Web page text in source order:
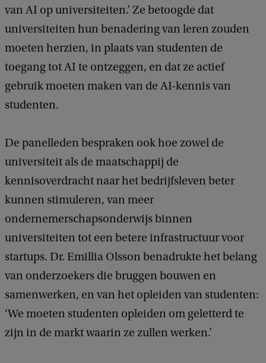
van AI op universiteiten.’ Ze betoogde dat
universiteiten hun benadering van leren zouden
moeten herzien, in plaats van studenten de
toegang tot AI te ontzeggen, en dat ze actief
gebruik moeten maken van de AI-kennis van
studenten.
De panelleden bespraken ook hoe zowel de
universiteit als de maatschappij de
kennisoverdracht naar het bedrijfsleven beter
kunnen stimuleren, van meer
ondernemerschapsonderwijs binnen
universiteiten tot een betere infrastructuur voor
startups. Dr. Emillia Olsson benadrukte het belang
van onderzoekers die bruggen bouwen en
samenwerken, en van het opleiden van studenten:
‘We moeten studenten opleiden om geletterd te
zijn in de markt waarin ze zullen werken.’